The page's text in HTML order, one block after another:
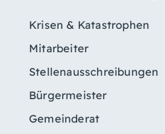
Krisen & Katastrophen
Mitarbeiter
Stellenausschreibungen
Bürgermeister
Gemeinderat